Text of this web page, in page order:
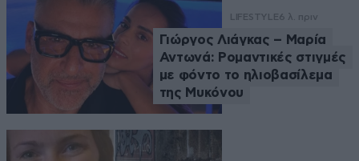
LIFESTYLE6 λ. πριν
Γιώργος Λιάγκας – Μαρία
Αντωνά: Ρομαντικές στιγμές
με φόντο το ηλιοβασίλεμα
της Μυκόνου